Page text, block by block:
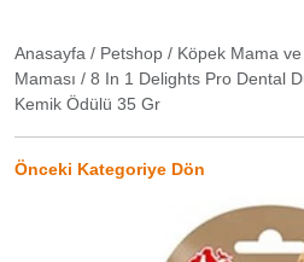
Anasayfa / Petshop / Köpek Mama
Maması / 8 In 1 Delights Pro Dental
Kemik Ödülü 35 Gr
Önceki Kategoriye Dön